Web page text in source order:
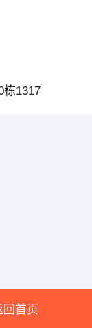
栋1317
回首页